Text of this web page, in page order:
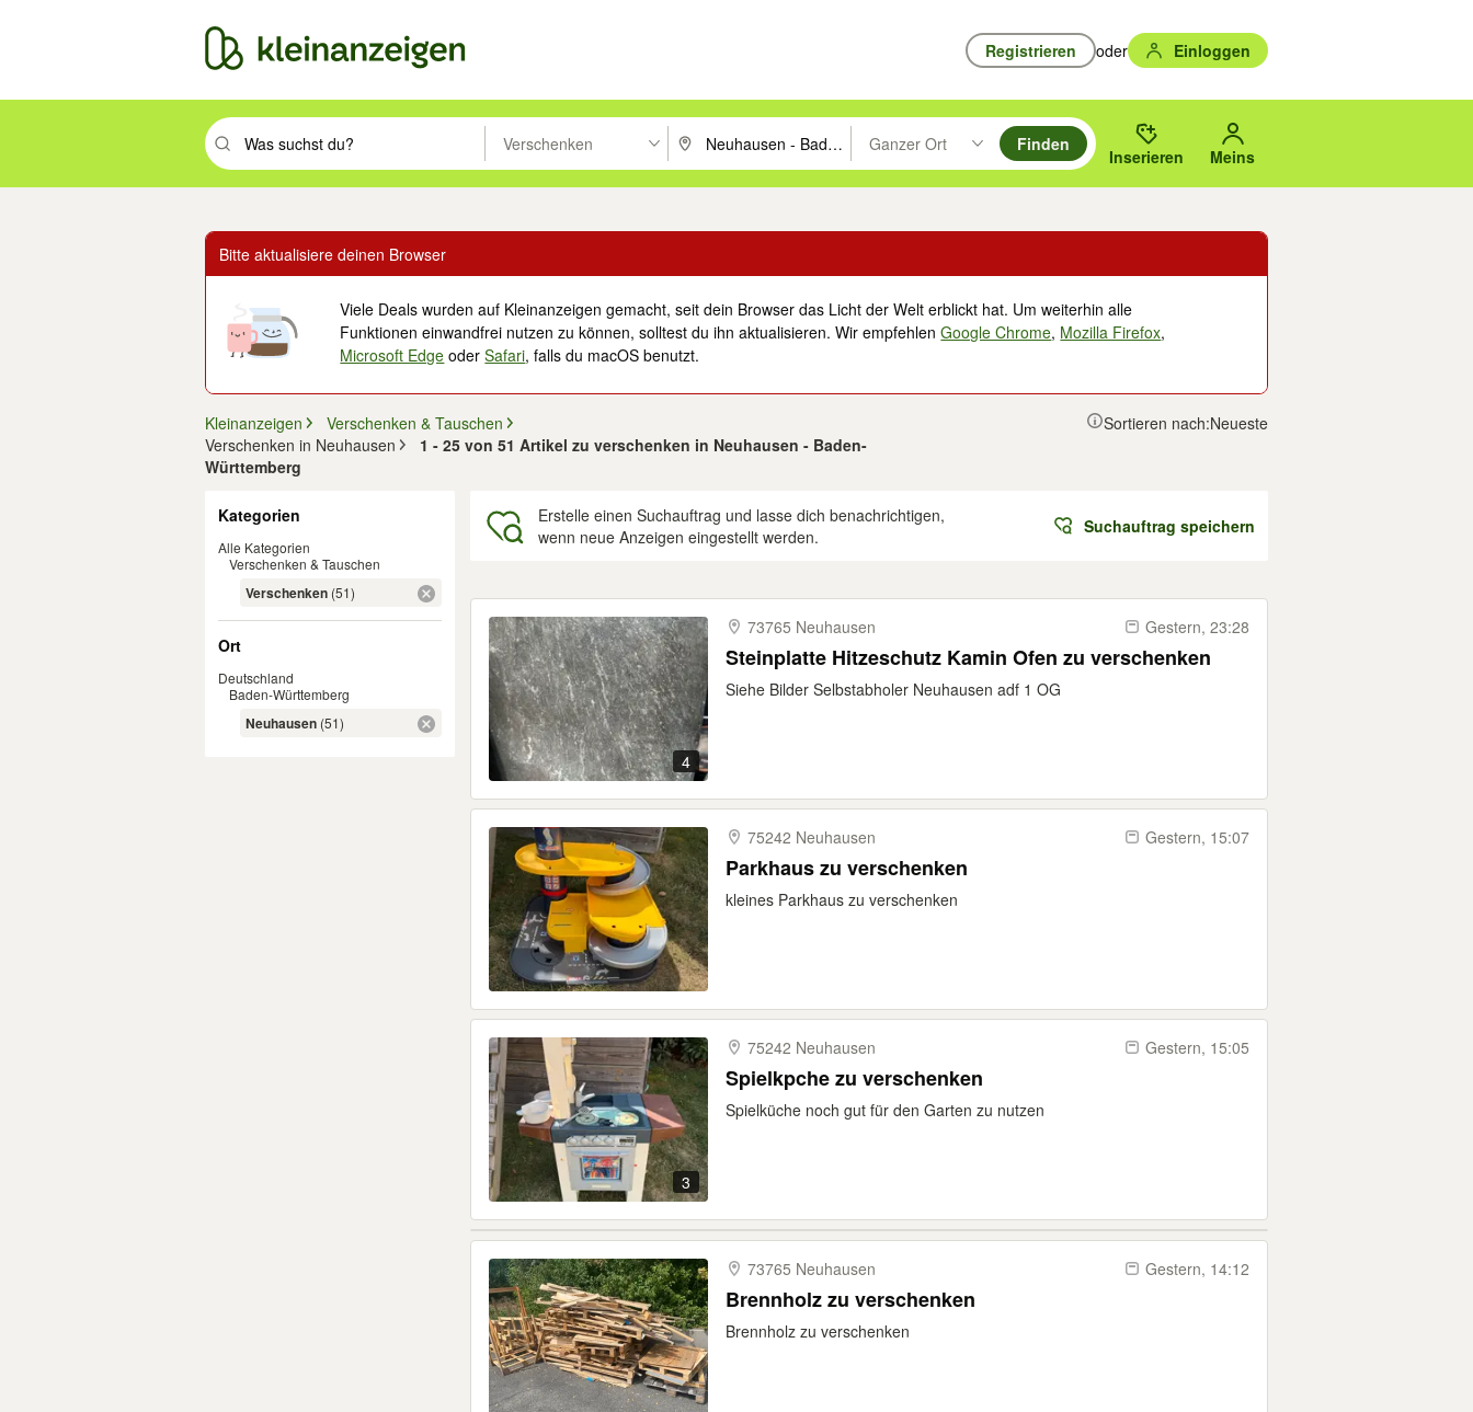
Registrieren oder Einloggen
Suchbegriff eingeben. Eingabetaste drücken um zu suchen, oder Vorschläge mit den Pfeiltasten nach oben/unten durchsuchen und mit Eingabetaste auswählen.
Verschenken PLZ oder Ort eingeben. Eingabetaste drücken um zu suchen, oder Vorschläge mit den Pfeiltasten nach oben/
Ganzer Ort
Suche im Umkreis des gewählten Orts oder PLZ.
Finden
Inserieren Meins
Bitte aktualisiere deinen Browser
Viele Deals wurden auf Kleinanzeigen gemacht, seit dein Browser das Licht der Welt erblickt hat. Um weiterhin alle
Funktionen einwandfrei nutzen zu können, solltest du ihn aktualisieren. Wir empfehlenGoogle Chrome, Mozilla Firefox,
Microsoft Edge oderSafari, falls du macOS benutzt.
Kleinanzeigen
Verschenken & Tauschen
Verschenken in Neuhausen
1 - 25 von 51 Artikel zu verschenken in Neuhausen - Baden-
Württemberg
Sortieren nach:Neueste
Kategorien
Alle Kategorien
Verschenken & Tauschen
Verschenken (51)
Ort
Deutschland
Baden-Württemberg
Neuhausen (51)
Erstelle einen Suchauftrag und lasse dich benachrichtigen,
wenn neue Anzeigen eingestellt werden.
Suchauftrag speichern
4
73765 Neuhausen Gestern, 23:28
Steinplatte Hitzeschutz Kamin Ofen zu verschenken
Siehe Bilder Selbstabholer Neuhausen adf 1 OG
75242 Neuhausen Gestern, 15:07
Parkhaus zu verschenken
kleines Parkhaus zu verschenken
3
75242 Neuhausen Gestern, 15:05
Spielkpche zu verschenken
Spielküche noch gut für den Garten zu nutzen
73765 Neuhausen Gestern, 14:12
Brennholz zu verschenken
Brennholz zu verschenken